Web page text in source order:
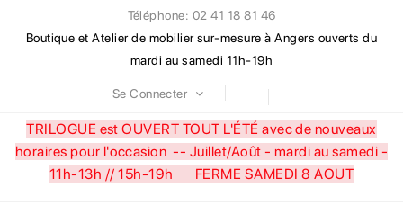
Téléphone: 02 41 18 81 46
Boutique et Atelier de mobilier sur-mesure à Angers ouverts du
mardi au samedi 11h-19h
Se Connecter
TRILOGUE est OUVERT TOUT L'ÉTÉ avec de nouveaux
horaires pour l'occasion -- Juillet/Août - mardi au samedi -
11h-13h // 15h-19h FERME SAMEDI 8 AOUT